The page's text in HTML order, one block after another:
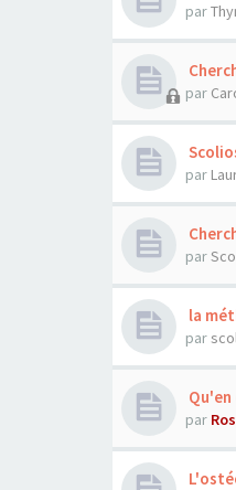
par
par
par
par
la
par
par